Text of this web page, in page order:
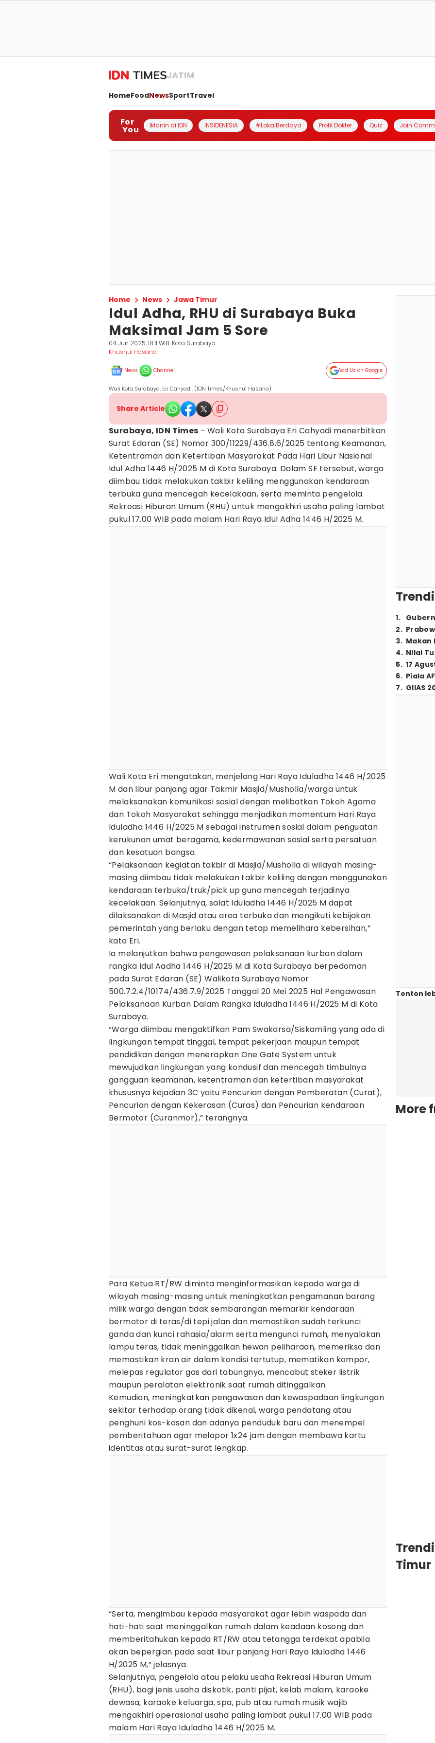
JATIM
HomeFoodNewsSportTravel
For
You Iklanin di IDN INSIDENESIA #LokalBerdaya Profil Dokter Quiz Join
Home News Jawa Timur
Idul Adha, RHU di Surabaya Buka
Maksimal Jam 5 Sore
04 Jun 2025, 18:11 WIB Kota Surabaya
Khusnul Hasana
News Channel Add Us on Google
Wali Kota Surabaya, Eri Cahyadi. (IDN Times/Khusnul Hasana)
Share Article
Surabaya, IDN Times - Wali Kota Surabaya Eri Cahyadi menerbitkan
Surat Edaran (SE) Nomor 300/11229/436.8.6/2025 tentang Keamanan,
Ketentraman dan Ketertiban Masyarakat Pada Hari Libur Nasional
Idul Adha 1446 H/2025 M di Kota Surabaya. Dalam SE tersebut, warga
diimbau tidak melakukan takbir keliling menggunakan kendaraan
terbuka guna mencegah kecelakaan, serta meminta pengelola
Rekreasi Hiburan Umum (RHU) untuk mengakhiri usaha paling lambat
pukul 17.00 WIB pada malam Hari Raya Idul Adha 1446 H/2025 M.
Wali Kota Eri mengatakan, menjelang Hari Raya Iduladha 1446 H/2025
M dan libur panjang agar Takmir Masjid/Musholla/warga untuk
melaksanakan komunikasi sosial dengan melibatkan Tokoh Agama
dan Tokoh Masyarakat sehingga menjadikan momentum Hari Raya
Iduladha 1446 H/2025 M sebagai instrumen sosial dalam penguatan
kerukunan umat beragama, kedermawanan sosial serta persatuan
dan kesatuan bangsa.
“Pelaksanaan kegiatan takbir di Masjid/Musholla di wilayah masing-
masing diimbau tidak melakukan takbir keliling dengan menggunakan
kendaraan terbuka/truk/pick up guna mencegah terjadinya
kecelakaan. Selanjutnya, salat Iduladha 1446 H/2025 M dapat
dilaksanakan di Masjid atau area terbuka dan mengikuti kebijakan
pemerintah yang berlaku dengan tetap memelihara kebersihan,”
kata Eri.
Ia melanjutkan bahwa pengawasan pelaksanaan kurban dalam
rangka Idul Aadha 1446 H/2025 M di Kota Surabaya berpedoman
pada Surat Edaran (SE) Walikota Surabaya Nomor
500.7.2.4/10174/436.7.9/2025 Tanggal 20 Mei 2025 Hal Pengawasan
Pelaksanaan Kurban Dalam Rangka Iduladha 1446 H/2025 M di Kota
Surabaya.
“Warga diimbau mengaktifkan Pam Swakarsa/Siskamling yang ada di
lingkungan tempat tinggal, tempat pekerjaan maupun tempat
pendidikan dengan menerapkan One Gate System untuk
mewujudkan lingkungan yang kondusif dan mencegah timbulnya
gangguan keamanan, ketentraman dan ketertiban masyarakat
khususnya kejadian 3C yaitu Pencurian dengan Pemberatan (Curat),
Pencurian dengan Kekerasan (Curas) dan Pencurian kendaraan
Bermotor (Curanmor),” terangnya.
Para Ketua RT/RW diminta menginformasikan kepada warga di
wilayah masing-masing untuk meningkatkan pengamanan barang
milik warga dengan tidak sembarangan memarkir kendaraan
bermotor di teras/di tepi jalan dan memastikan sudah terkunci
ganda dan kunci rahasia/alarm serta mengunci rumah, menyalakan
lampu teras, tidak meninggalkan hewan peliharaan, memeriksa dan
memastikan kran air dalam kondisi tertutup, mematikan kompor,
melepas regulator gas dari tabungnya, mencabut steker listrik
maupun peralatan elektronik saat rumah ditinggalkan.
Kemudian, meningkatkan pengawasan dan kewaspadaan lingkungan
sekitar terhadap orang tidak dikenal, warga pendatang atau
penghuni kos-kosan dan adanya penduduk baru dan menempel
pemberitahuan agar melapor 1x24 jam dengan membawa kartu
identitas atau surat-surat lengkap.
“Serta, mengimbau kepada masyarakat agar lebih waspada dan
hati-hati saat meninggalkan rumah dalam keadaan kosong dan
memberitahukan kepada RT/RW atau tetangga terdekat apabila
akan bepergian pada saat libur panjang Hari Raya Iduladha 1446
H/2025 M,” jelasnya.
Selanjutnya, pengelola atau pelaku usaha Rekreasi Hiburan Umum
(RHU), bagi jenis usaha diskotik, panti pijat, kelab malam, karaoke
dewasa, karaoke keluarga, spa, pub atau rumah musik wajib
mengakhiri operasional usaha paling lambat pukul 17.00 WIB pada
malam Hari Raya Iduladha 1446 H/2025 M.
1.
2.
3. Makan
4. Nilai
5. 17
6. Piala
7. GIIAS
Tonton
More
Timur